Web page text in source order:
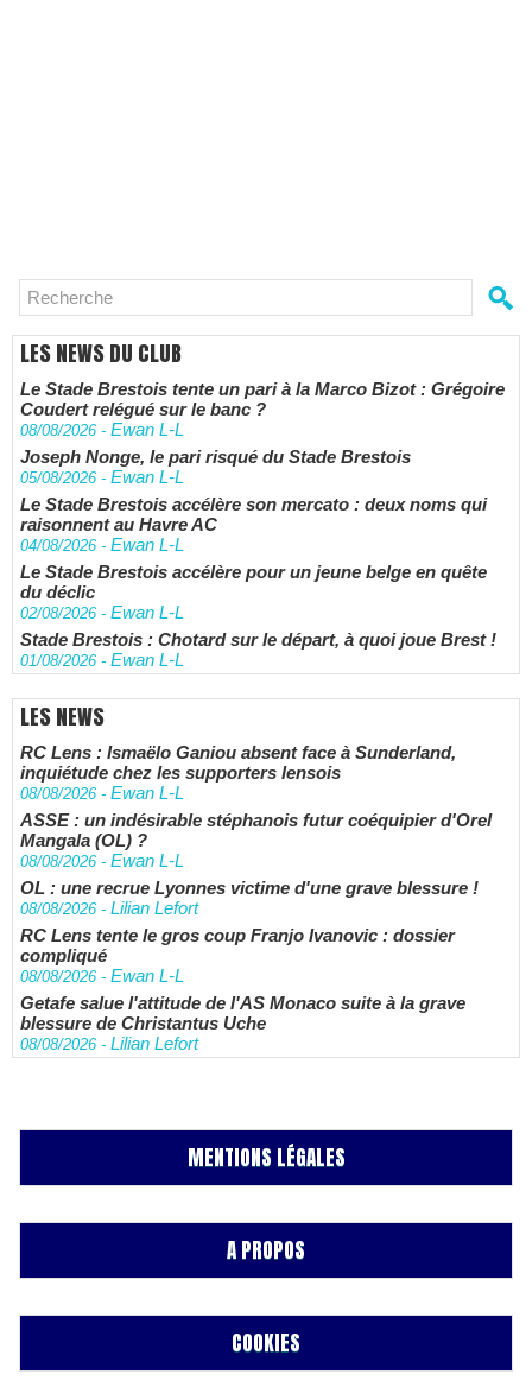
LES NEWS DU CLUB
Le Stade Brestois tente un pari à la Marco Bizot : Grégoire
Coudert relégué sur le banc ?
08/08/2026 - Ewan L-L
Joseph Nonge, le pari risqué du Stade Brestois
05/08/2026 - Ewan L-L
Le Stade Brestois accélère son mercato : deux noms qui
raisonnent au Havre AC
04/08/2026 - Ewan L-L
Le Stade Brestois accélère pour un jeune belge en quête
du déclic
02/08/2026 - Ewan L-L
Stade Brestois : Chotard sur le départ, à quoi joue Brest !
01/08/2026 - Ewan L-L
LES NEWS
RC Lens : Ismaëlo Ganiou absent face à Sunderland,
inquiétude chez les supporters lensois
08/08/2026 - Ewan L-L
ASSE : un indésirable stéphanois futur coéquipier d'Orel
Mangala (OL) ?
08/08/2026 - Ewan L-L
OL : une recrue Lyonnes victime d'une grave blessure !
08/08/2026 - Lilian Lefort
RC Lens tente le gros coup Franjo Ivanovic : dossier
compliqué
08/08/2026 - Ewan L-L
Getafe salue l'attitude de l'AS Monaco suite à la grave
blessure de Christantus Uche
08/08/2026 - Lilian Lefort
MENTIONS LÉGALES
A PROPOS
COOKIES